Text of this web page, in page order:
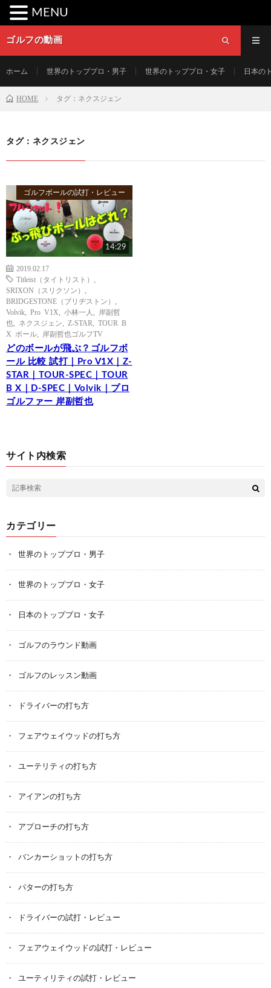
ゴルフの動画
ホーム 世界のトッププロ・男子 世界のトッププロ・女子 日本の
HOME タグ：ネクスジェン
タグ：ネクスジェン
ゴルフボールの試打・レビュー
14:29
2019.02.17
Titleist（タイトリスト）
SRIXON（スリクソン）
BRIDGESTONE（ブリヂストン）
Volvik
Pro V1X 小林一人
岸副哲
也
ネクスジェン Z-STAR
TOUR B
X ボール
岸副哲也ゴルフTV
どのボールが飛ぶ？ゴルフボ
ール 比較 試打｜Pro V1X｜Z-
STAR｜TOUR-SPEC｜TOUR
B X｜D-SPEC｜Volvik｜プロ
ゴルファー 岸副哲也
サイト内検索
カテゴリー
世界のトッププロ・男子
世界のトッププロ・女子
日本のトッププロ・女子
ゴルフのラウンド動画
ゴルフのレッスン動画
ドライバーの打ち方
フェアウェイウッドの打ち方
ユーテリティの打ち方
アイアンの打ち方
アプローチの打ち方
バンカーショットの打ち方
パターの打ち方
ドライバーの試打・レビュー
フェアウェイウッドの試打・レビュー
ユーティリティの試打・レビュー
MENU